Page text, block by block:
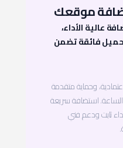
موقعك
عالية الأداء،
فائقة تضمن
وحماية متقدمة
استضافة سريعة
ثابت ودعم فني